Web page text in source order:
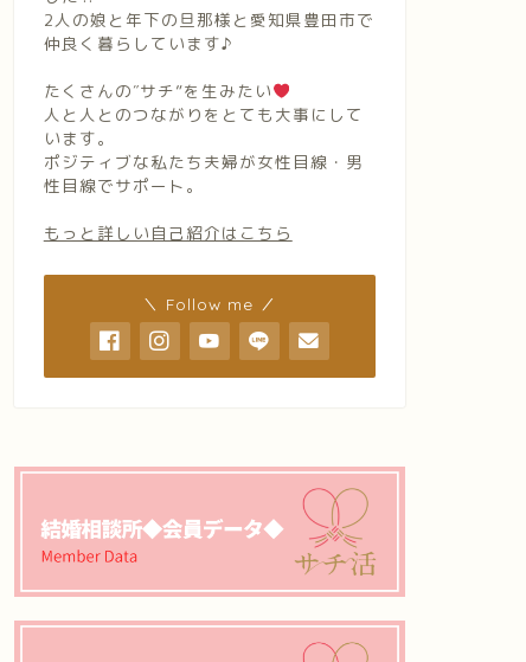
2人の娘と年下の旦那様と愛知県豊田市で
仲良く暮らしています♪
たくさんの″サチ”を生みたい
人と人とのつながりをとても大事にして
います。
ポジティブな私たち夫婦が女性目線・男
性目線でサポート。
もっと詳しい自己紹介はこちら
＼ Follow me ／